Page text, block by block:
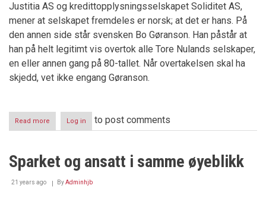
Justitia AS og kredittopplysningsselskapet Soliditet AS,
mener at selskapet fremdeles er norsk; at det er hans. På
den annen side står svensken Bo Gøranson. Han påstår at
han på helt legitimt vis overtok alle Tore Nulands selskaper,
en eller annen gang på 80-tallet. Når overtakelsen skal ha
skjedd, vet ikke engang Gøranson.
Read more
Justitia-
et
historisk
kriminelt
Log in to post comments
Sparket og ansatt i samme øyeblikk
21 years ago ByAdminhjb